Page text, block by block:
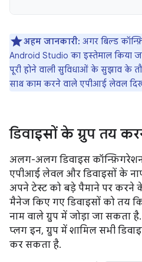
अहम जानकारी: अगर बिल्ड
Android Studio का इस्तेमाल किया
पूरी होने वाली सुविधाओं के सुझाव के
साथ काम करने वाले एपीआई लेवल
डिवाइसों के ग्रुप तय
अलग-अलग डिवाइस
एपीआई लेवल और डिवाइसों के
अपने टेस्ट को बड़े पैमाने पर करने
मैनेज किए गए डिवाइसों को तय
नाम वाले ग्रुप में जोड़ा जा सकता
प्लग इन, ग्रुप में शामिल सभी
कर सकता है.